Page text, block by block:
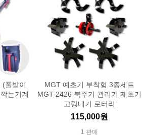
(풀받이
는기계
MGT 예초기 부착형 3종세트
MGT-2426 북주기 관리기 제초기
고랑내기 로터리
115,000원
1 판매